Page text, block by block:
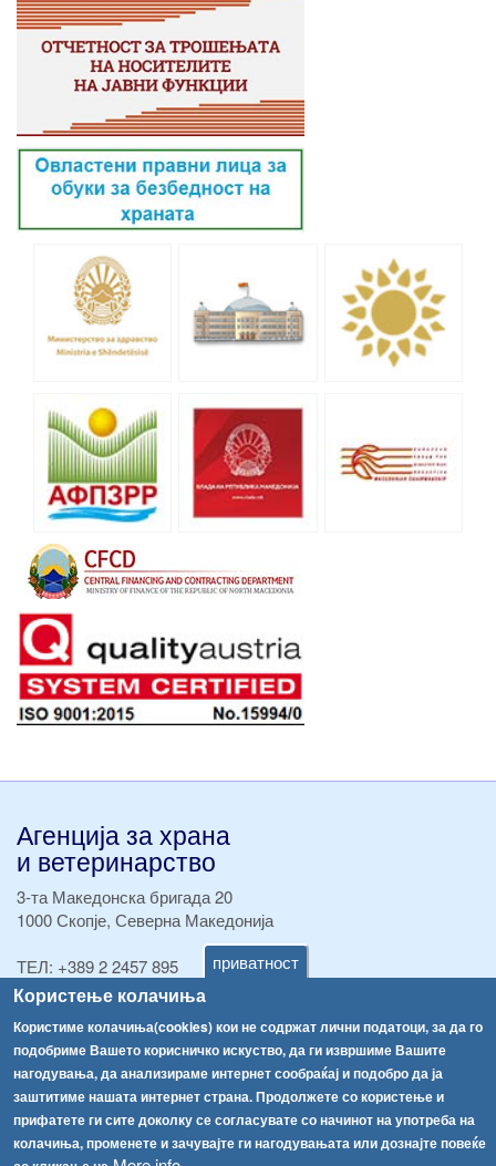
приватност
Користење колачиња
Користиме колачиња(cookies) кои не содржат лични податоци, за да го
подобриме Вашето корисничко искуство, да ги извршиме Вашите
нагодувања, да анализираме интернет сообраќај и подобро да ја
заштитиме нашата интернет страна. Продолжете со користење и
прифатете ги сите доколку се согласувате со начинот на употреба на
колачиња, променете и зачувајте ги нагодувањата или дознајте повеќе
Агенција за храна
и ветеринарство
3-та Македонска бригада 20
1000 Скопје, Северна Македонија
ТЕЛ: +389 2 2457 895
ТЕЛ:+389 2 2457 873
Факс:
Факс:+389 2 2457 871
info@fva.gov.mk
[АХВ-претходна страна]
СоопштенијаНавигација